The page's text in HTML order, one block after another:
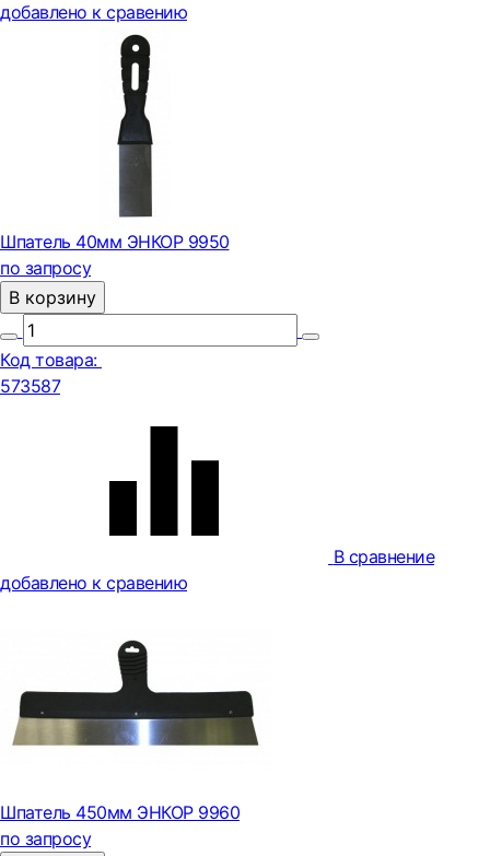
добавлено к сравению
Шпатель 40мм ЭНКОР 9950
по запросу
В корзину
Код товара:
573587
В сравнение
добавлено к сравению
Шпатель 450мм ЭНКОР 9960
по запросу